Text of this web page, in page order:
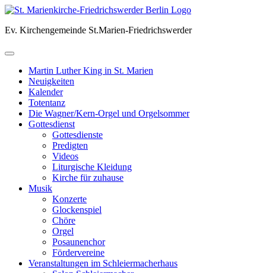
Skip
content
Ev. Kirchengemeinde St.Marien-Friedrichswerder
Martin Luther King in St. Marien
Neuigkeiten
Kalender
Totentanz
Die Wagner/Kern-Orgel und Orgelsommer
Gottesdienst
Gottesdienste
Predigten
Videos
Liturgische Kleidung
Kirche für zuhause
Musik
Konzerte
Glockenspiel
Chöre
Orgel
Posaunenchor
Fördervereine
Veranstaltungen im Schleiermacherhaus